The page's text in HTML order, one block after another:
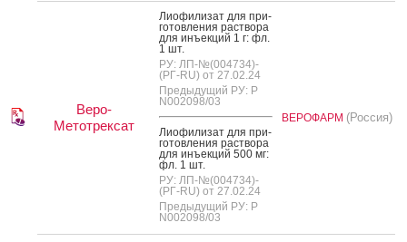
Веро-
Метотрексат
Ли­офи­лизат для при­
готов­ле­ния рас­тво­ра
для инъ­ек­ций 1 г: фл.
1 шт.
РУ: ЛП-№(004734)-
(РГ-RU) от 27.02.24
Предыдущий РУ: Р
N002098/03
Ли­офи­лизат для при­
готов­ле­ния рас­тво­ра
для инъ­ек­ций 500 мг:
фл. 1 шт.
РУ: ЛП-№(004734)-
(РГ-RU) от 27.02.24
Предыдущий РУ: Р
N002098/03
ВЕРОФАРМ (Россия)